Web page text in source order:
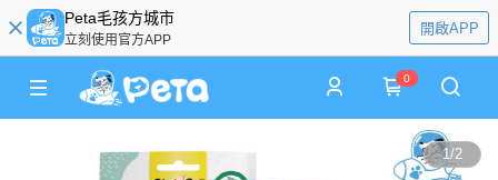
Peta毛孩方城市
立刻使用官方APP
開啟APP
0
1/2